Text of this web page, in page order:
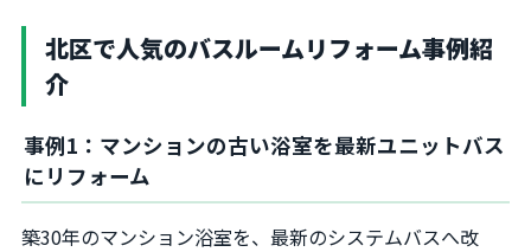
北区で人気のバスルームリフォーム事例紹
介
事例1：マンションの古い浴室を最新ユニットバス
にリフォーム
築30年のマンション浴室を、最新のシステムバスへ改